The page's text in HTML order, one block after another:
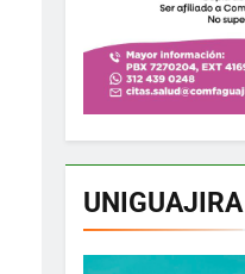
UNIGUAJIRA